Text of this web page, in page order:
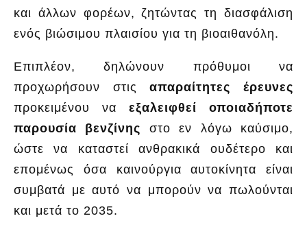
και άλλων φορέων, ζητώντας τη διασφάλιση
ενός βιώσιμου πλαισίου για τη βιοαιθανόλη.
Επιπλέον, δηλώνουν πρόθυμοι να
προχωρήσουν στιςαπαραίτητες έρευνες
προκειμένου να εξαλειφθεί οποιαδήποτε
παρουσία βενζίνης στο εν λόγω καύσιμο,
ώστε να καταστεί ανθρακικά ουδέτερο και
επομένως όσα καινούργια αυτοκίνητα είναι
συμβατά με αυτό να μπορούν να πωλούνται
και μετά το 2035.